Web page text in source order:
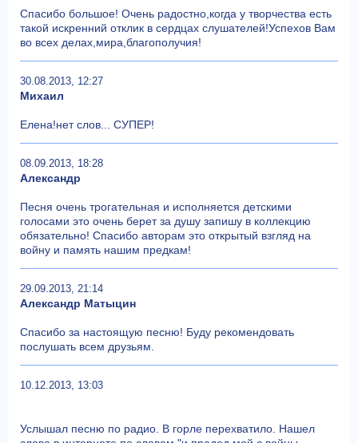
Спасибо большое! Очень радостно,когда у творчества есть
такой искренний отклик в сердцах слушателей!Успехов Вам
во всех делах,мира,благополучия!
30.08.2013, 12:27
Михаил
Елена!нет слов... СУПЕР!
08.09.2013, 18:28
Александр
Песня очень трогательная и исполняется детскими
голосами это очень берет за душу запишу в коллекцию
обязательно! Спасибо авторам это открытый взгляд на
войну и память нашим предкам!
29.09.2013, 21:14
Александр Матыцин
Спасибо за настоящую песню! Буду рекомендовать
послушать всем друзьям.
10.12.2013, 13:03
Услышал песню по радио. В горле перехватило. Нашел